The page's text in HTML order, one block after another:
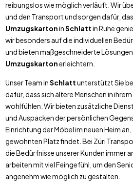
reibungslos wie möglich verläuft. Wir
und den Transport und sorgen dafür,
UmzugskartoninSchlattin Ruhe
wir besonders auf die individuellen
und bieten maßgeschneiderte Lösungen
Umzugskartonerleichtern.
Unser Team inSchlattunterstützt Sie
dafür, dass sich ältere Menschen in
wohlfühlen. Wir bieten zusätzliche
und Auspacken der persönlichen
Einrichtung der Möbel im neuen Heim
gewohnten Platz findet. Bei Züri
die Bedürfnisse unserer Kunden immer
arbeiten mit viel Feingefühl, um den
angenehm wie möglich zu gestalten.